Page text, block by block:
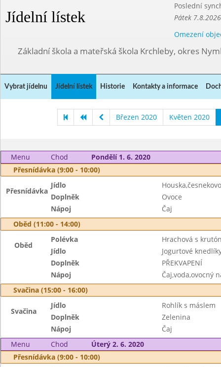
Jídelní lístek
Poslední
Pátek
Omezení
Základní škola a mateřská škola Krchleby, okres
Vybrat jídelnu Jídelní lístek Historie Kontakty a informace
Březen 2020 Květen 2020
Menu Chod
Pondělí 1. 6. 2020
Přesnídávka (9:00 - 10:00)
Přesnídávka
Jídlo
Doplněk
Ovoce
Nápoj
Čaj
Oběd (11:00 - 14:00)
Oběd
Polévka
Hrachová s
Jídlo
Jogurtové
Doplněk
PŘEKVAPENÍ
Nápoj
Čaj,voda,ovocný
Svačina (15:00 - 16:00)
Svačina
Jídlo
Rohlík s máslem
Doplněk
Zelenina
Nápoj
Čaj
Menu
Chod
Úterý 2. 6. 2020
Přesnídávka (9:00 - 10:00)